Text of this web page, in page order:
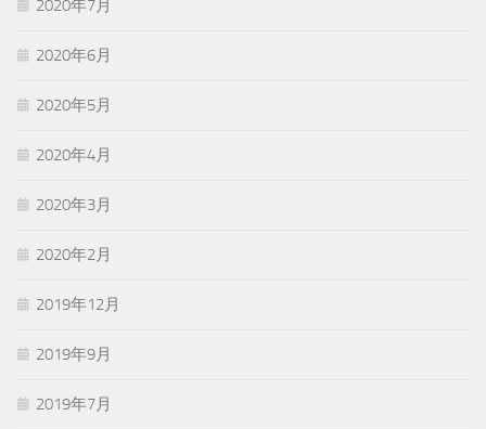
2020年7月
2020年6月
2020年5月
2020年4月
2020年3月
2020年2月
2019年12月
2019年9月
2019年7月